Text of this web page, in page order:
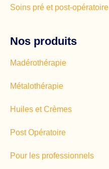
Soins pré et post-opératoire
Nos produits
Madérothérapie
Métalothérapie
Huiles et Crèmes
Post Opératoire
Pour les professionnels